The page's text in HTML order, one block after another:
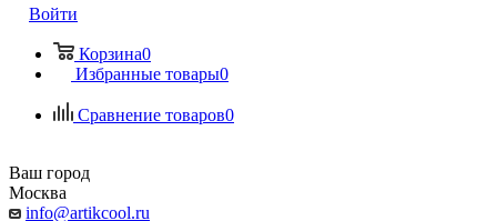
Войти
Корзина0
Избранные товары0
Сравнение товаров0
Ваш город
Москва
info@artikcool.ru